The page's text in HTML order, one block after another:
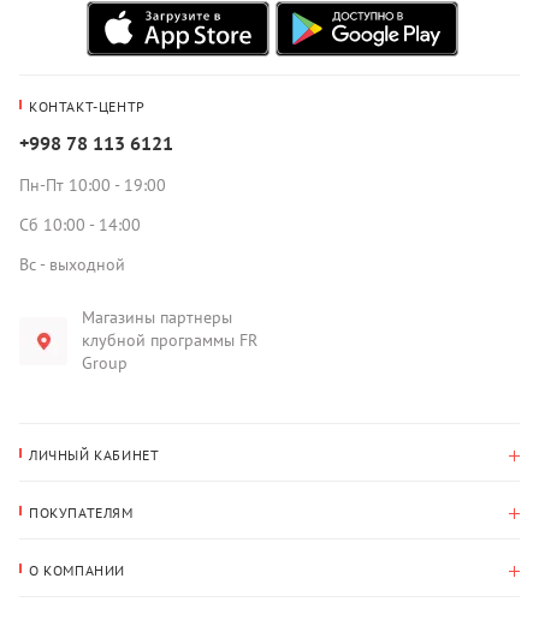
КОНТАКТ-ЦЕНТР
+998 78 113 6121
Пн-Пт 10:00 - 19:00
Сб 10:00 - 14:00
Вс - выходной
Магазины партнеры
клубной программы FR
Group
ЛИЧНЫЙ КАБИНЕТ
Адрес для доставки
ПОКУПАТЕЛЯМ
О КОМПАНИИ